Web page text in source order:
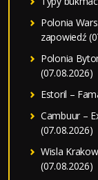
Polonia
zapowiedź
Polonia
(07.08.2026)
Estoril –
Cambuur –
(07.08.2026)
Wisla
(07.08.2026)